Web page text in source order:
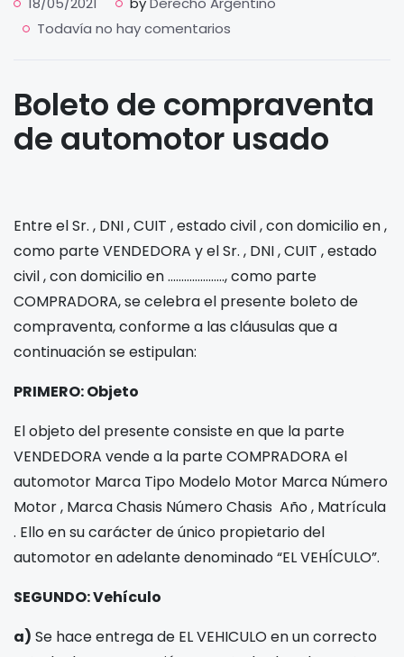
Todavía no hay comentarios
Boleto de compraventa
de automotor usado
Entre el Sr. , DNI, CUIT , estado civil, con domicilio en,
como parte VENDEDORA y el Sr. , DNI, CUIT , estado
civil, con domicilio en …………………, como parte
COMPRADORA, se celebra el presente boleto de
compraventa, conforme a las cláusulas que a
continuación se estipulan:
PRIMERO: Objeto
El objeto del presente consiste en que la parte
VENDEDORA vende a la parte COMPRADORA el
automotor Marca Tipo Modelo Motor Marca Número
Motor, Marca Chasis Número Chasis Año, Matrícula
. Ello en su carácter de único propietario del
automotor en adelante denominado “EL VEHÍCULO”.
SEGUNDO: Vehículo
a) Se hace entrega de EL VEHICULO en un correcto